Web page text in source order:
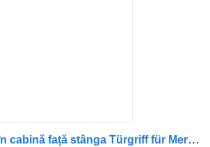
Mâner de intrare în cabină față stânga Türgriff für Mercedes-Benz A9408100154 / A9738152236 LKW